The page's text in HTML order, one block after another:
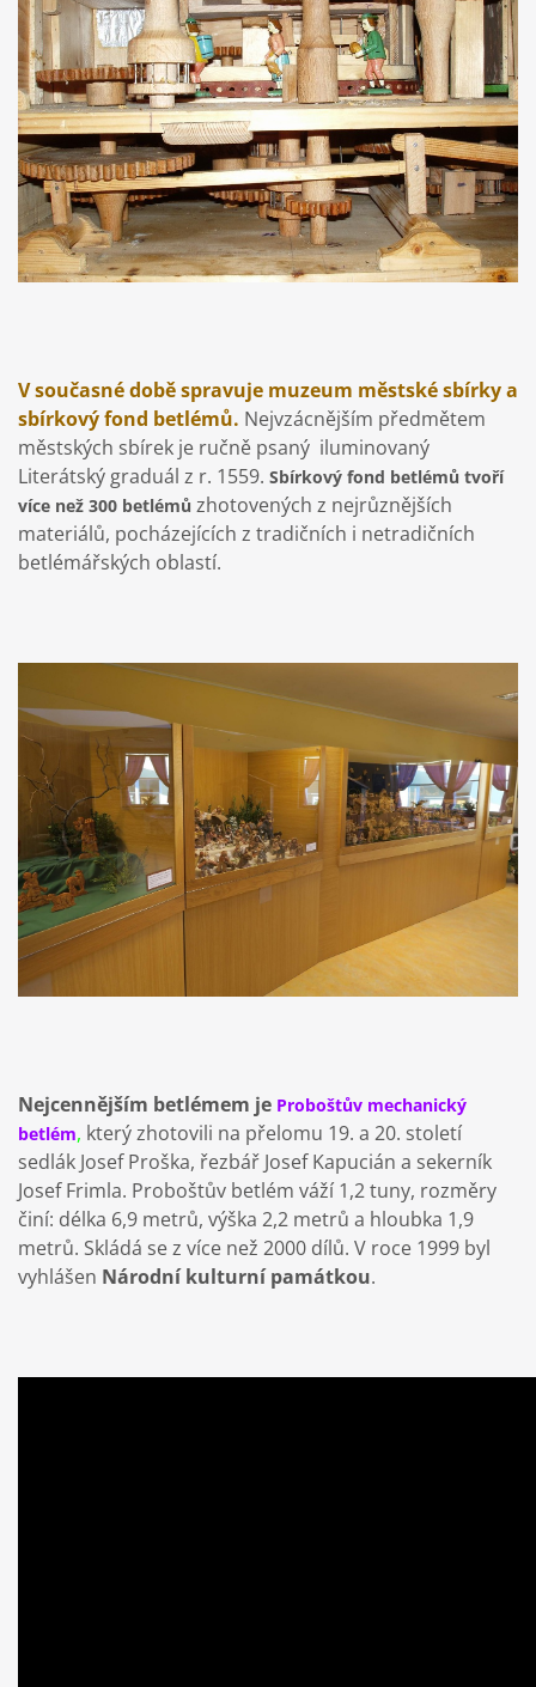
V současné době spravuje muzeum městské sbírky a
sbírkový fond betlémů. Nejvzácnějším předmětem
městských sbírek je ručně psaný iluminovaný
Literátský graduál z r. 1559. Sbírkový fond betlémů tvoří
více než 300 betlémů zhotovených z nejrůznějších
materiálů, pocházejících z tradičních i netradičních
betlémářských oblastí.
Nejcennějším betlémem je Proboštův mechanický
betlém, který zhotovili na přelomu 19. a 20. století
sedlák Josef Proška, řezbář Josef Kapucián a sekerník
Josef Frimla. Proboštův betlém váží 1,2 tuny, rozměry
činí: délka 6,9 metrů, výška 2,2 metrů a hloubka 1,9
metrů. Skládá se z více než 2000 dílů. V roce 1999 byl
vyhlášen Národní kulturní památkou.